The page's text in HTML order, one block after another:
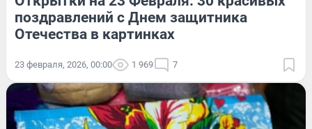
поздравлений с Днем защитника
Отечества в картинках
23 февраля, 2026, 00:00 1 969 7